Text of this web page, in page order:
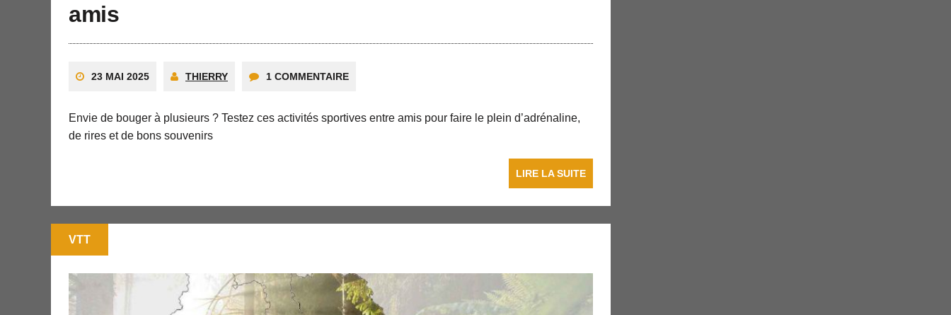
amis
23 MAI 2025 THIERRY 1 COMMENTAIRE
Envie de bouger à plusieurs ? Testez ces activités sportives entre amis pour faire le plein d’adrénaline,
de rires et de bons souvenirs
LIRE LA SUITE
VTT